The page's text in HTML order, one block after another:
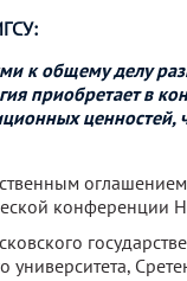
к общему делу
приобретает в
конференции
университета,